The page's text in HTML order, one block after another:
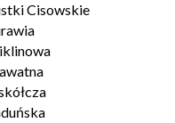
Cisowskie